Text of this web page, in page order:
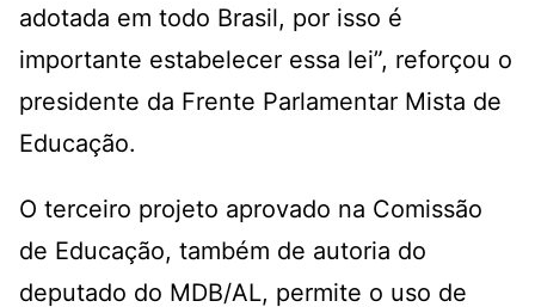
adotada em todo Brasil, por isso é
importante estabelecer essa lei”, reforçou o
presidente da Frente Parlamentar Mista de
Educação.
O terceiro projeto aprovado na Comissão
de Educação, também de autoria do
deputado do MDB/AL, permite o uso de